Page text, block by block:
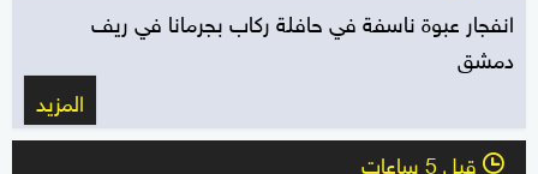
انفجار عبوة ناسفة في حافلة ركاب بجرمانا في ريف
دمشق
المزيد
l قبل 5 ساعات